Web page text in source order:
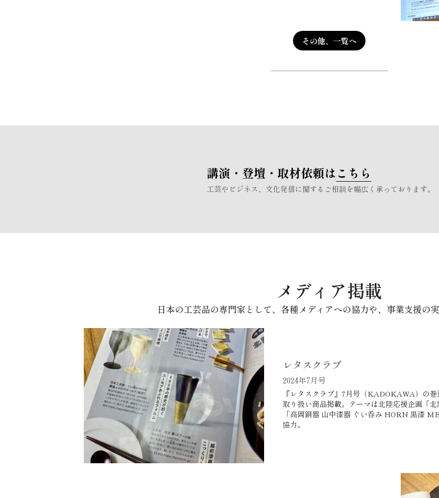
その他、一覧へ
講演・登壇・取材依頼は こちら
工芸やビジネス、文化発信に関するご相談を幅広く承っております。
メディア掲載
日本の工芸品の専門家として、各種メディアへの協力や、事業支援の実
レタスクラブ
2024年7月号
『レタスクラブ』7月号（KADOKAWA）の
取り扱い商品掲載。テーマは北陸応援企画「北
「高岡銅器 山中漆器 ぐい呑み HORN 黒漆
協力。